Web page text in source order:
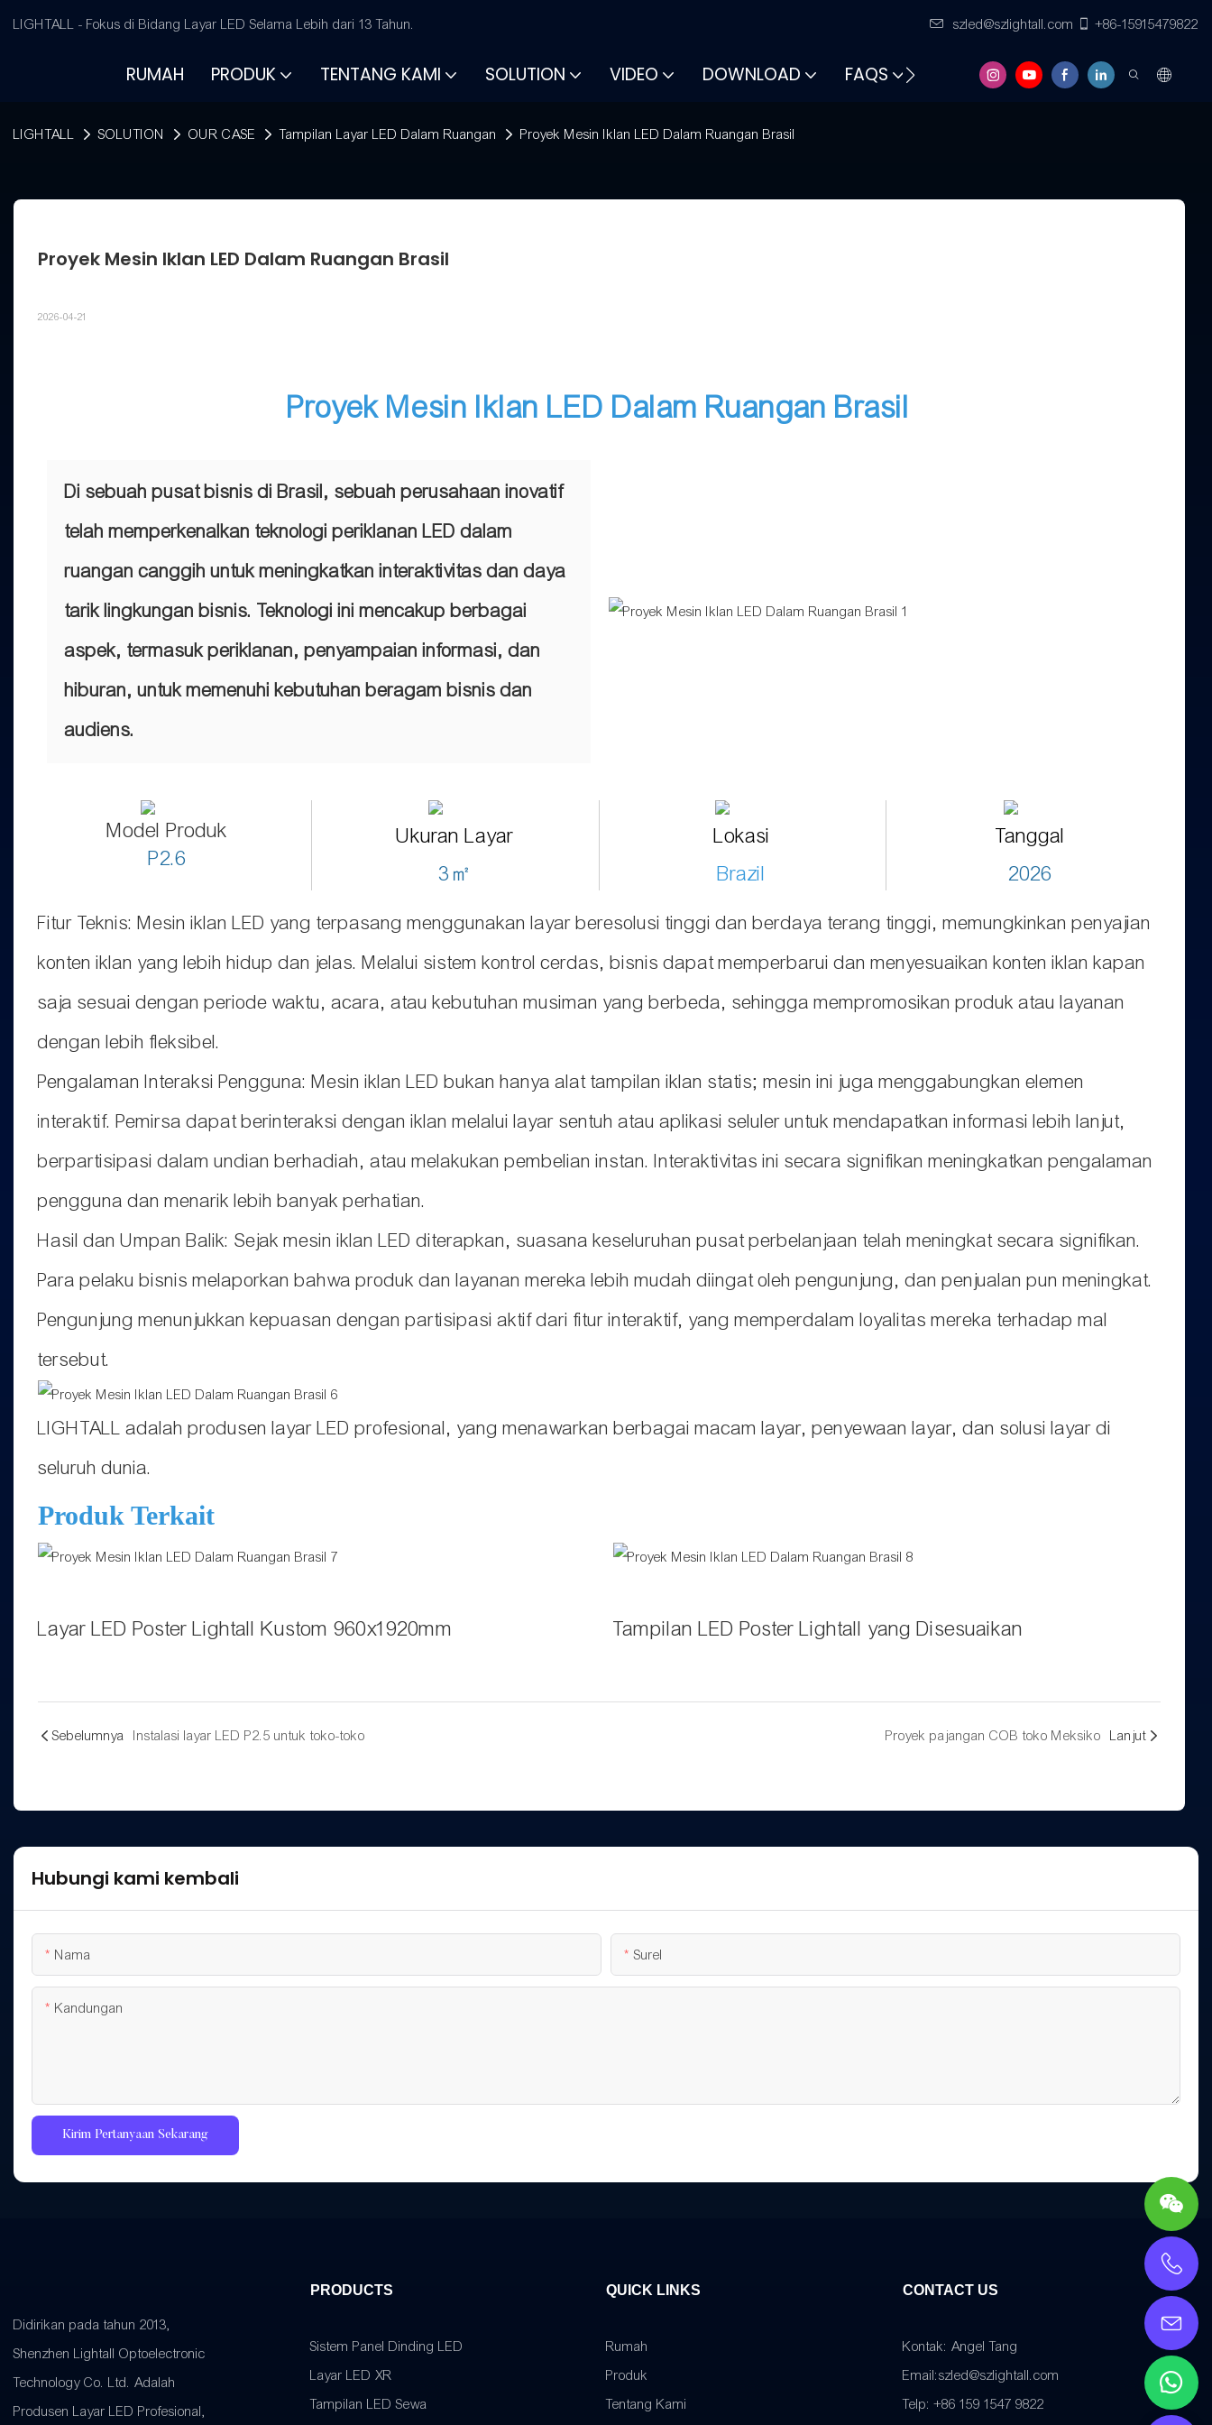
LIGHTALL - Fokus di Bidang Layar LED Selama Lebih dari 13 Tahun. szled@szlightall.com +86-15915479822
RUMAH PRODUK TENTANG KAMI SOLUTION VIDEO DOWNLOAD FAQS
LIGHTALL SOLUTION OUR CASE Tampilan Layar LED Dalam Ruangan Proyek Mesin Iklan LED Dalam Ruangan Brasil
Proyek Mesin Iklan LED Dalam Ruangan Brasil
2026-04-21
Proyek Mesin Iklan LED Dalam Ruangan Brasil
Di sebuah pusat bisnis di Brasil, sebuah perusahaan inovatif
telah memperkenalkan teknologi periklanan LED dalam
ruangan canggih untuk meningkatkan interaktivitas dan daya
tarik lingkungan bisnis. Teknologi ini mencakup berbagai
aspek, termasuk periklanan, penyampaian informasi, dan
hiburan, untuk memenuhi kebutuhan beragam bisnis dan
audiens.
Model Produk
P2.6
Ukuran Layar
3㎡
Lokasi
Brazil
Tanggal
2026
Fitur Teknis: Mesin iklan LED yang terpasang menggunakan layar beresolusi tinggi dan berdaya terang tinggi, memungkinkan penyajian
konten iklan yang lebih hidup dan jelas. Melalui sistem kontrol cerdas, bisnis dapat memperbarui dan menyesuaikan konten iklan kapan
saja sesuai dengan periode waktu, acara, atau kebutuhan musiman yang berbeda, sehingga mempromosikan produk atau layanan
dengan lebih fleksibel.
Pengalaman Interaksi Pengguna: Mesin iklan LED bukan hanya alat tampilan iklan statis; mesin ini juga menggabungkan elemen
interaktif. Pemirsa dapat berinteraksi dengan iklan melalui layar sentuh atau aplikasi seluler untuk mendapatkan informasi lebih lanjut,
berpartisipasi dalam undian berhadiah, atau melakukan pembelian instan. Interaktivitas ini secara signifikan meningkatkan pengalaman
pengguna dan menarik lebih banyak perhatian.
Hasil dan Umpan Balik: Sejak mesin iklan LED diterapkan, suasana keseluruhan pusat perbelanjaan telah meningkat secara signifikan.
Para pelaku bisnis melaporkan bahwa produk dan layanan mereka lebih mudah diingat oleh pengunjung, dan penjualan pun meningkat.
Pengunjung menunjukkan kepuasan dengan partisipasi aktif dari fitur interaktif, yang memperdalam loyalitas mereka terhadap mal
tersebut.
LIGHTALL adalah produsen layar LED profesional, yang menawarkan berbagai macam layar, penyewaan layar, dan solusi layar di
seluruh dunia.
Produk Terkait
Layar LED Poster Lightall Kustom 960x1920mm Tampilan LED Poster Lightall yang Disesuaikan
Sebelumnya Instalasi layar LED P2.5 untuk toko-toko Proyek pajangan COB toko Meksiko Lanjut
Hubungi kami kembali
Nama Surel
Kandungan
Kirim Pertanyaan Sekarang
Didirikan pada tahun 2013,
Shenzhen Lightall Optoelectronic
Technology Co. Ltd. Adalah
Produsen Layar LED Profesional,
PRODUCTS
Sistem Panel Dinding LED
Layar LED XR
Tampilan LED Sewa
QUICK LINKS
Rumah
Produk
Tentang Kami
CONTACT US
Kontak: Angel Tang
Email:szled@szlightall.com
Telp: +86 159 1547 9822